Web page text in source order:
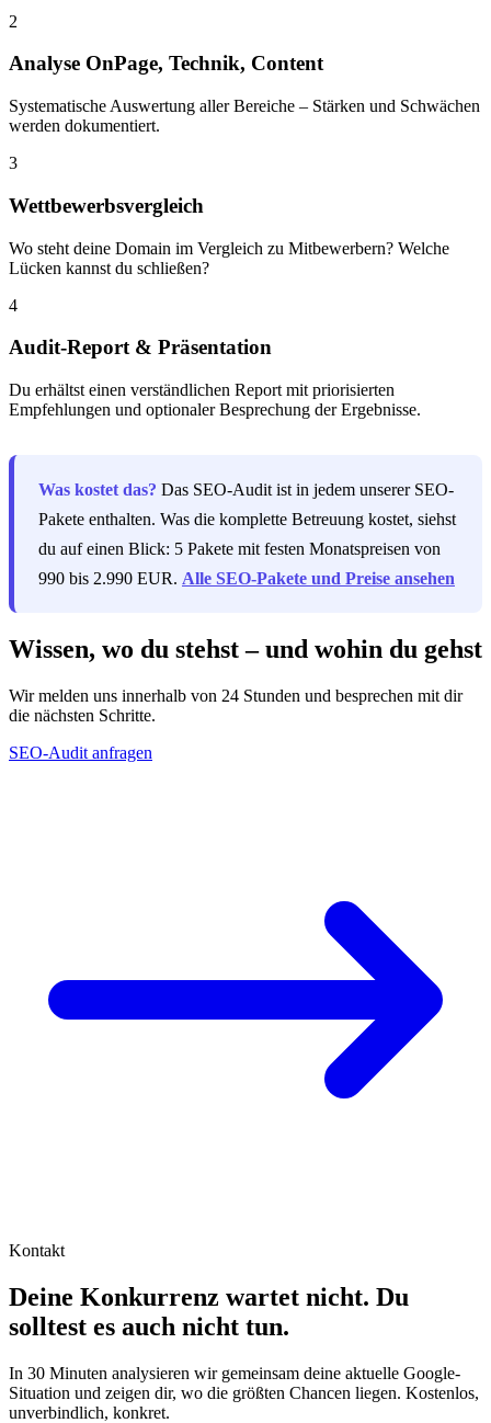
2
Analyse OnPage, Technik, Content
Systematische Auswertung aller Bereiche – Stärken und Schwächen
werden dokumentiert.
3
Wettbewerbsvergleich
Wo steht deine Domain im Vergleich zu Mitbewerbern? Welche
Lücken kannst du schließen?
4
Audit-Report & Präsentation
Du erhältst einen verständlichen Report mit priorisierten
Empfehlungen und optionaler Besprechung der Ergebnisse.
Was kostet das? Das SEO-Audit ist in jedem unserer SEO-
Pakete enthalten. Was die komplette Betreuung kostet, siehst
du auf einen Blick: 5 Pakete mit festen Monatspreisen von
990 bis 2.990 EUR. Alle SEO-Pakete und Preise ansehen
Wissen, wo du stehst – und wohin du gehst
Wir melden uns innerhalb von 24 Stunden und besprechen mit dir
die nächsten Schritte.
SEO-Audit anfragen
Kontakt
Deine Konkurrenz wartet nicht. Du
solltest es auch nicht tun.
In 30 Minuten analysieren wir gemeinsam deine aktuelle Google-
Situation und zeigen dir, wo die größten Chancen liegen. Kostenlos,
unverbindlich, konkret.